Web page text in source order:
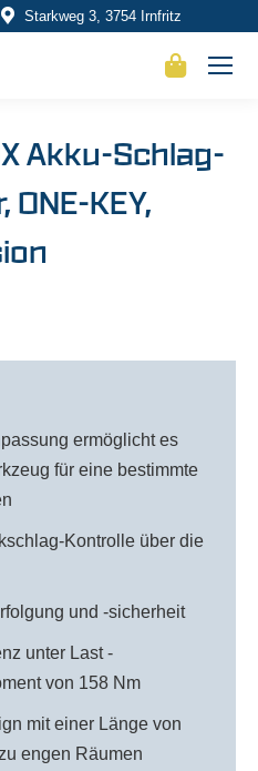
Starkweg 3, 3754 Irnfritz
Akku-Schlag-
KEY,
ermöglicht es
für eine bestimmte
Kontrolle über die
und -sicherheit
unter Last -
von 158 Nm
mit einer Länge von
engen Räumen